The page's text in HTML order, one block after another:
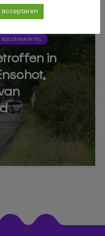
BIEZENMORTEL
in
accepteren